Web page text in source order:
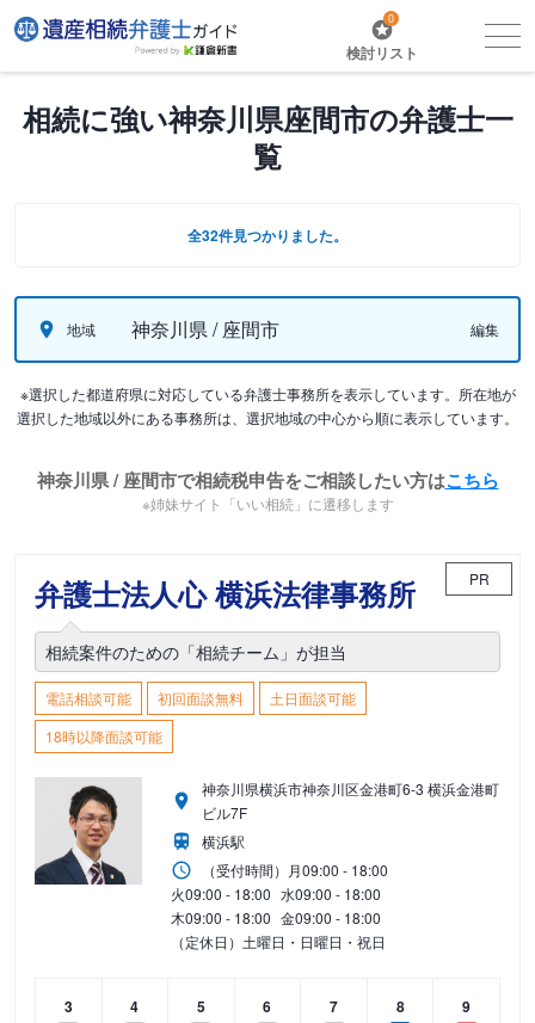
0
検討リスト
相続に強い神奈川県座間市の弁護士一
覧
全32件見つかりました。
地域 神奈川県 / 座間市 編集
※選択した都道府県に対応している弁護士事務所を表示しています。所在地が
選択した地域以外にある事務所は、選択地域の中心から順に表示しています。
神奈川県 / 座間市で相続税申告をご相談したい方はこちら
※姉妹サイト「いい相続」に遷移します
弁護士法人心 横浜法律事務所 PR
相続案件のための「相続チーム」が担当
電話相談可能 初回面談無料
土日面談可能
18時以降面談可能
神奈川県横浜市神奈川区金港町6-3 横浜金港町
ビル7F
横浜駅
（受付時間） 月09:00 - 18:00
火09:00 - 18:00 水09:00 - 18:00
木09:00 - 18:00 金09:00 - 18:00
（定休日）土曜日・日曜日・祝日
3
4
5
6
7
8
9